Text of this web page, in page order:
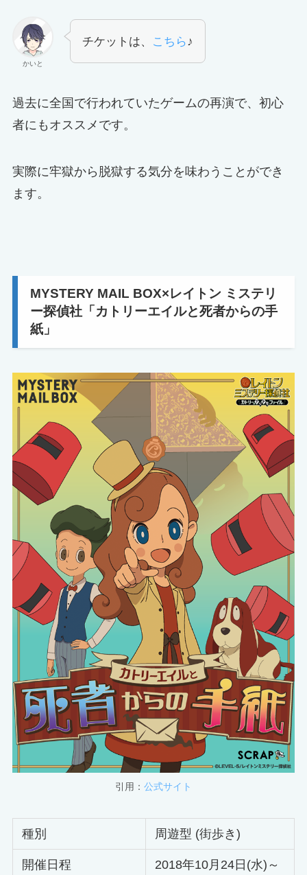
かいと
チケットは、 こちら ♪
過去に全国で行われていたゲームの再演で、初心
者にもオススメです。
実際に牢獄から脱獄する気分を味わうことができ
ます。
MYSTERY MAIL BOX×レイトン ミステリ
ー探偵社「カトリーエイルと死者からの手
紙」
引用： 公式サイト
種別 周遊型 (街歩き)
開催日程 2018年10月24日(水)～